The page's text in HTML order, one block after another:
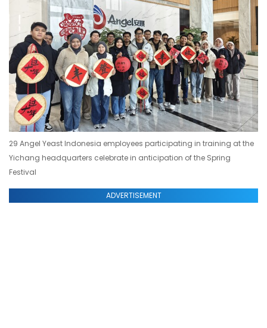
29 Angel Yeast Indonesia employees participating in training at the
Yichang headquarters celebrate in anticipation of the Spring
Festival
ADVERTISEMENT